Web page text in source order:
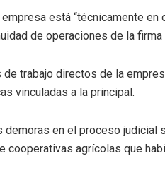
está “técnicamente en
de operaciones de la firma
trabajo directos de la
vinculadas a la principal.
demoras en el proceso judicial
cooperativas agrícolas que